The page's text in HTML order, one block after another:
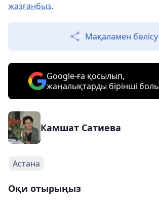
жазғанбыз.
Мақаламен бөлісу
Google-ға қосылып,
жаңалықтарды бірінші
Камшат Сатиева
Астана
Оқи отырыңыз